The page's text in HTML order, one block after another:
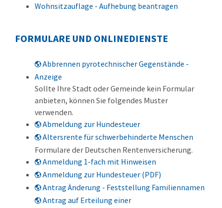
Wohnsitzauflage - Aufhebung beantragen
FORMULARE UND ONLINEDIENSTE
Abbrennen pyrotechnischer Gegenstände -
Anzeige
Sollte Ihre Stadt oder Gemeinde kein Formular
anbieten, können Sie folgendes Muster
verwenden.
Abmeldung zur Hundesteuer
Altersrente für schwerbehinderte Menschen
Formulare der Deutschen Rentenversicherung.
Anmeldung 1-fach mit Hinweisen
Anmeldung zur Hundesteuer (PDF)
Antrag Änderung - Feststellung Familiennamen
Antrag auf Erteilung einer